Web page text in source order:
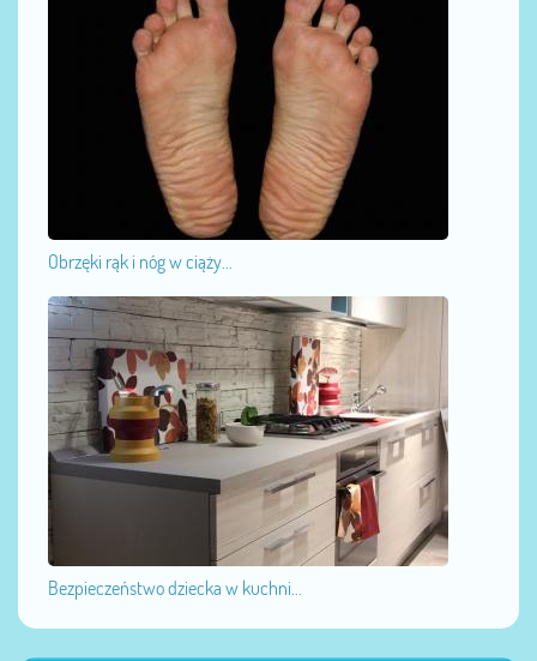
Obrzęki rąk i nóg w ciąży...
Bezpieczeństwo dziecka w kuchni...